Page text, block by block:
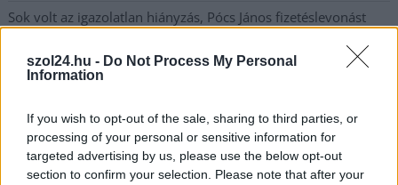
szol24.hu - Do Not Process My Personal
Information
If you wish to opt-out of the sale, sharing to third parties, or
processing of your personal or sensitive information for
targeted advertising by us, please use the below opt-out
section to confirm your selection. Please note that after your
Sok volt az igazolatlan hiányzás, Pócs János fizetéslevonást
A Szolnok megyei gazdák nagyon nem akarták a JÉGER
Csendélet 5.0: alig balesetveszélyes lépcső és remek
állapotban levő buszmegálló mutatja, hogy Szolnok mennyire
élhető város